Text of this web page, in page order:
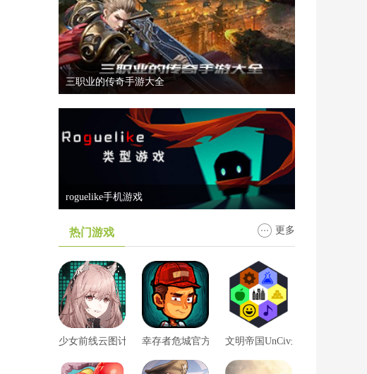
三职业的传奇手游大全
roguelike手机游戏
热门游戏 更多
少女前线云图计划 幸存者危城官方版 文明帝国UnCiv最新版无破解